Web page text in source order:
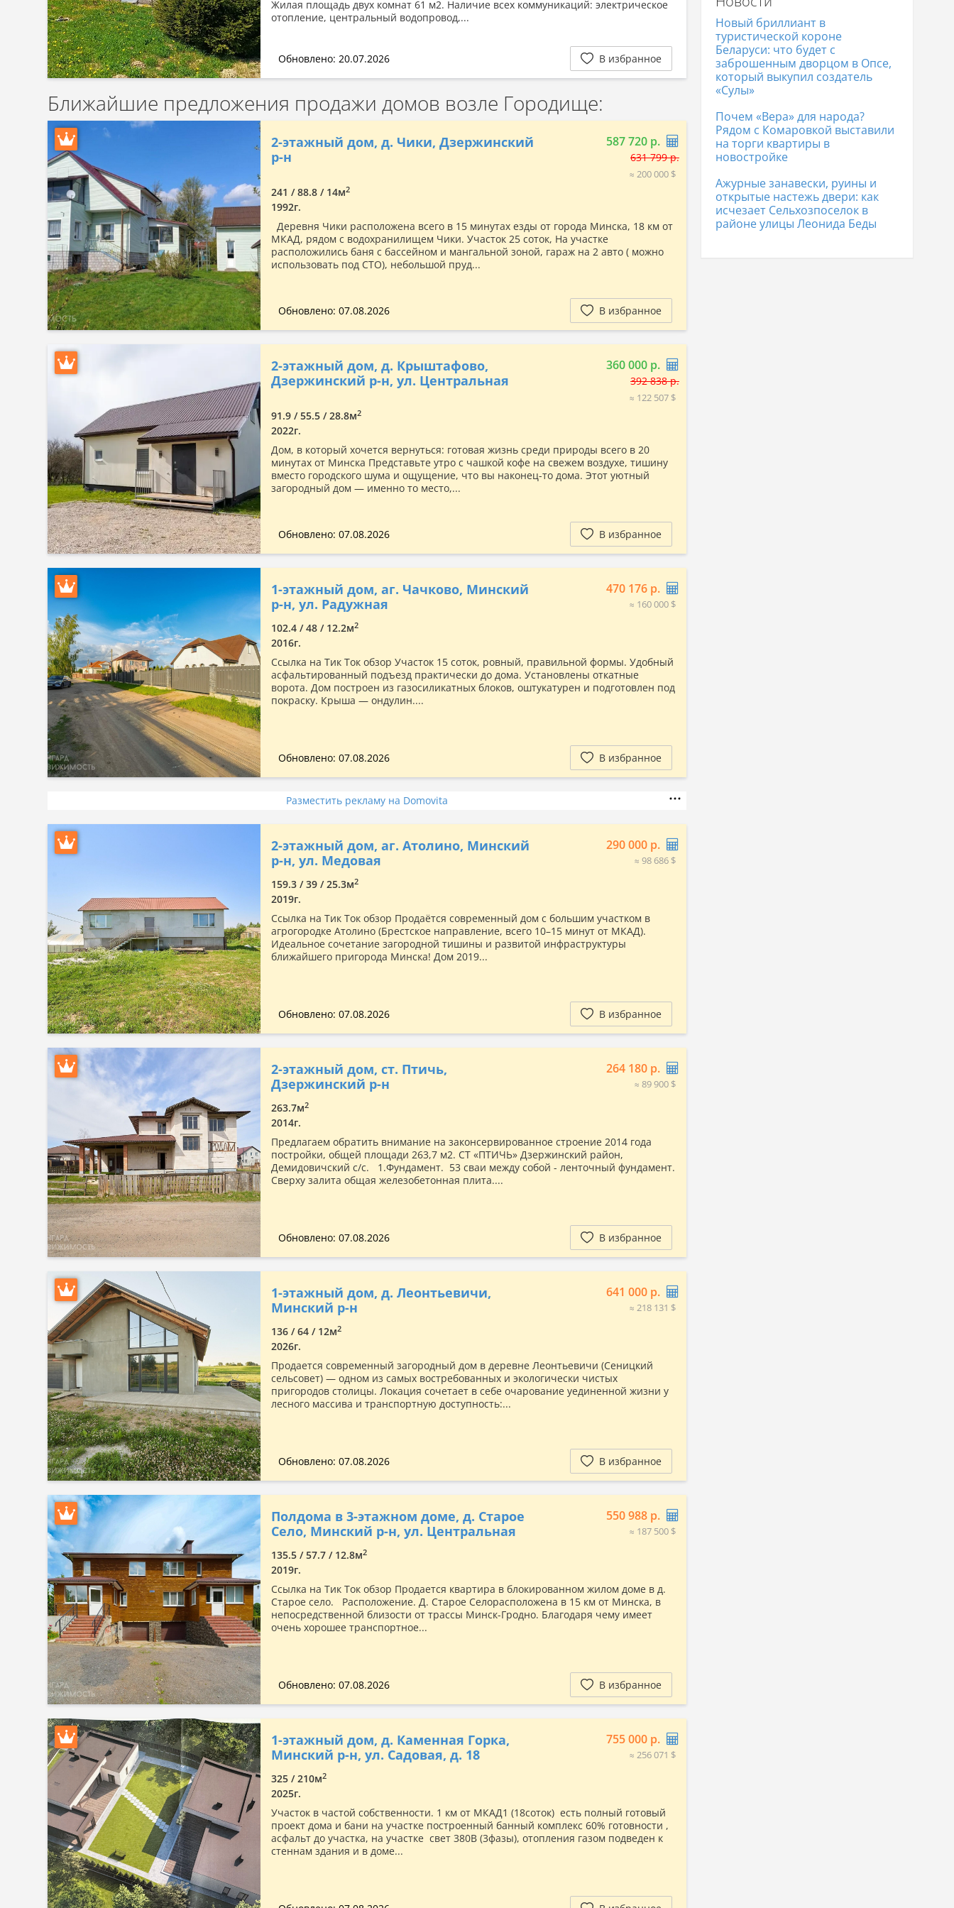
Жилая площадь двух комнат 61 м2. Наличие всех коммуникаций: электрическое
отопление, центральный водопровод,...
Обновлено: 20.07.2026 В избранное
Ближайшие предложения продажи домов возле Городище:
2-этажный дом, д. Чики, Дзержинский
р-н
587 720 р.
631 799 р.
≈ 200 000 $
241 / 88.8 / 14м2
1992г.
Деревня Чики расположена всего в 15 минутах езды от города Минска, 18 км от
МКАД, рядом с водохранилищем Чики. Участок 25 соток, На участке
расположились баня с бассейном и мангальной зоной, гараж на 2 авто ( можно
использовать под СТО), небольшой пруд...
Обновлено: 07.08.2026 В избранное
2-этажный дом, д. Крыштафово,
Дзержинский р-н, ул. Центральная
360 000 р.
392 838 р.
≈ 122 507 $
91.9 / 55.5 / 28.8м2
2022г.
Дом, в который хочется вернуться: готовая жизнь среди природы всего в 20
минутах от Минска Представьте утро с чашкой кофе на свежем воздухе, тишину
вместо городского шума и ощущение, что вы наконец-то дома. Этот уютный
загородный дом — именно то место,...
Обновлено: 07.08.2026 В избранное
1-этажный дом, аг. Чачково, Минский
р-н, ул. Радужная
470 176 р.
≈ 160 000 $
102.4 / 48 / 12.2м2
2016г.
Ссылка на Тик Ток обзор Участок 15 соток, ровный, правильной формы. Удобный
асфальтированный подъезд практически до дома. Установлены откатные
ворота. Дом построен из газосиликатных блоков, оштукатурен и подготовлен под
покраску. Крыша — ондулин....
Обновлено: 07.08.2026 В избранное
Разместить рекламу на Domovita
2-этажный дом, аг. Атолино, Минский
р-н, ул. Медовая
290 000 р.
≈ 98 686 $
159.3 / 39 / 25.3м2
2019г.
Ссылка на Тик Ток обзор Продаётся современный дом с большим участком в
агрогородке Атолино (Брестское направление, всего 10–15 минут от МКАД).
Идеальное сочетание загородной тишины и развитой инфраструктуры
ближайшего пригорода Минска! Дом 2019...
Обновлено: 07.08.2026 В избранное
2-этажный дом, ст. Птичь,
Дзержинский р-н
264 180 р.
≈ 89 900 $
263.7м2
2014г.
Предлагаем обратить внимание на законсервированное строение 2014 года
постройки, общей площади 263,7 м2. СТ «ПТИЧЬ» Дзержинский район,
Демидовичский с/с. 1.Фундамент. 53 сваи между собой - ленточный фундамент.
Сверху залита общая железобетонная плита....
Обновлено: 07.08.2026 В избранное
1-этажный дом, д. Леонтьевичи,
Минский р-н
641 000 р.
≈ 218 131 $
136 / 64 / 12м2
2026г.
Продается современный загородный дом в деревне Леонтьевичи (Сеницкий
сельсовет) — одном из самых востребованных и экологически чистых
пригородов столицы. Локация сочетает в себе очарование уединенной жизни у
лесного массива и транспортную доступность:...
Обновлено: 07.08.2026 В избранное
Полдома в 3-этажном доме, д. Старое
Село, Минский р-н, ул. Центральная
550 988 р.
≈ 187 500 $
135.5 / 57.7 / 12.8м2
2019г.
Ссылка на Тик Ток обзор Продается квартира в блокированном жилом доме в д.
Старое село. Расположение. Д. Старое Селорасположена в 15 км от Минска, в
непосредственной близости от трассы Минск-Гродно. Благодаря чему имеет
очень хорошее транспортное...
Обновлено: 07.08.2026 В избранное
1-этажный дом, д. Каменная Горка,
Минский р-н, ул. Садовая, д. 18
755 000 р.
≈ 256 071 $
325 / 210м2
2025г.
Участок в частой собственности. 1 км от МКАД1 (18соток) есть полный готовый
проект дома и бани на участке построенный банный комплекс 60% готовности ,
асфальт до участка, на участке свет 380В (3фазы), отопления газом подведен к
стеннам здания и в доме...
Дома в Полоцке
Дома в Гродно
Дома в Лиде
Новый бриллиант в
туристической короне
Беларуси: что будет с
заброшенным дворцом в Опсе,
который выкупил создатель
«Сулы»
Почем «Вера» для народа?
Рядом с Комаровкой выставили
на торги квартиры в
новостройке
Ажурные занавески, руины и
открытые настежь двери: как
исчезает Сельхозпоселок в
районе улицы Леонида Беды